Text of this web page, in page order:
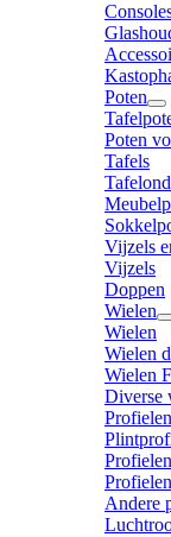
Poten
Poten
Tafels
Vijzels
Vijzels
Doppen
Wielen
Wielen
Wielen
Wielen
Diverse
Profielen
Andere